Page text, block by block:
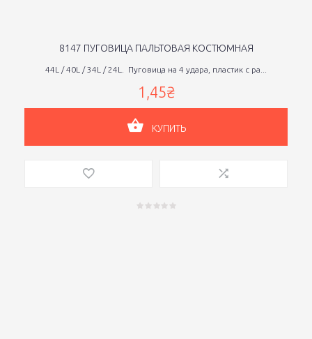
8147 ПУГОВИЦА ПАЛЬТОВАЯ КОСТЮМНАЯ
44L / 40L / 34L / 24L. Пуговица на 4 удара, пластик с ра...
1,45₴
КУПИТЬ